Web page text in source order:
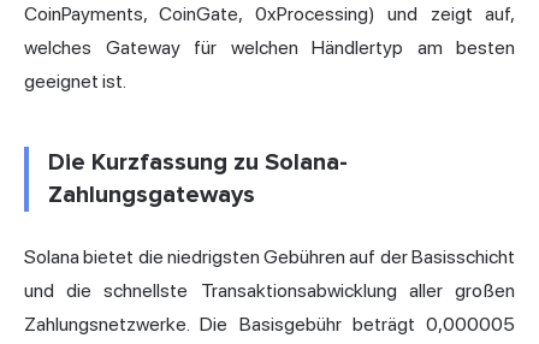
CoinPayments, CoinGate, 0xProcessing) und zeigt auf,
welches Gateway für welchen Händlertyp am besten
geeignet ist.
Die Kurzfassung zu Solana-
Zahlungsgateways
Solana bietet die niedrigsten Gebühren auf der Basisschicht
und die schnellste Transaktionsabwicklung aller großen
Zahlungsnetzwerke. Die Basisgebühr beträgt 0,000005